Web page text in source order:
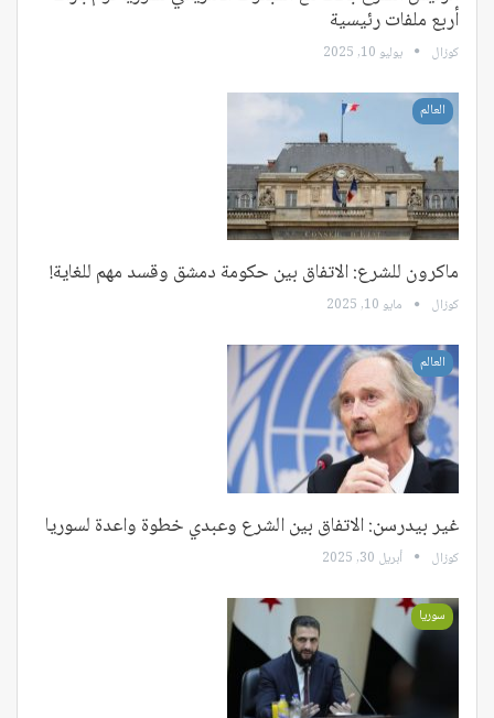
أربع ملفات رئيسية
كوزال يوليو 10, 2025
العالم
ماكرون للشرع: الاتفاق بين حكومة دمشق وقسد مهم للغاية!
كوزال مايو 10, 2025
العالم
غير بيدرسن: الاتفاق بين الشرع وعبدي خطوة واعدة لسوريا
كوزال أبريل 30, 2025
سوريا